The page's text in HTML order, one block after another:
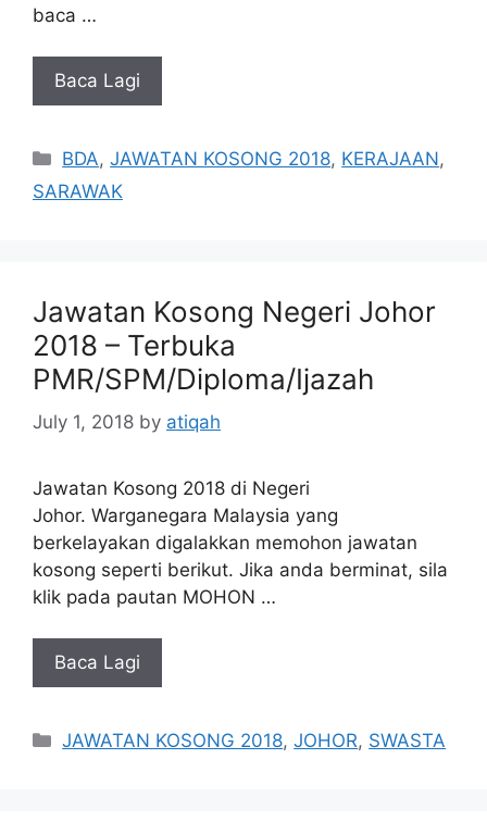
baca …
Baca Lagi
Categories
BDA,JAWATAN KOSONG 2018, KERAJAAN,
SARAWAK
Jawatan Kosong Negeri Johor
2018 – Terbuka
PMR/SPM/Diploma/Ijazah
July 1, 2018 by atiqah
Jawatan Kosong 2018 di Negeri
Johor. Warganegara Malaysia yang
berkelayakan digalakkan memohon jawatan
kosong seperti berikut. Jika anda berminat, sila
klik pada pautan MOHON …
Baca Lagi
Categories
JAWATAN KOSONG 2018,JOHOR, SWASTA